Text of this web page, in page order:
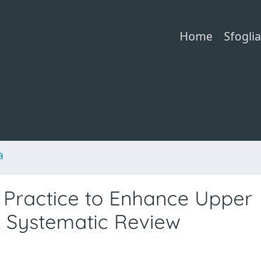
Home Sfoglia
to Enhance Upper
Review